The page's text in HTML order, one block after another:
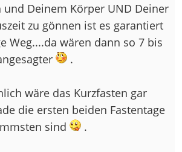
Deinem Körper UND Deiner
zu gönnen ist es garantiert
Weg....da wären dann so 7 bis
.
wäre das Kurzfasten gar
die ersten beiden Fastentage
sind
.